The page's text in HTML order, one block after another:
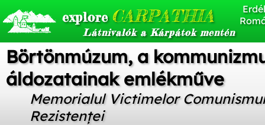
explore CARPATHIA
Látnivalók a Kárpátok mentén
Börtönmúzum, a
áldozatainak emlékműve
Memorialul Victimelor
Rezistenței